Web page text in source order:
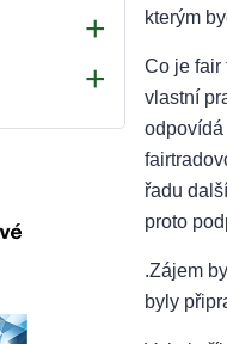
kterým
Co je fair
vlastní
odpovídá
řadu
proto
.Zájem
byly